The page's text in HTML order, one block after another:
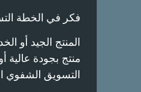
فكر في الخطة
المنتج الجيد أو
منتج بجودة عالية
التسويق الشفوي